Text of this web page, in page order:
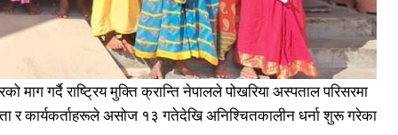
माग गर्दै राष्ट्रिय मुक्ति क्रान्ति नेपालले पोखरिया अस्पताल परिसरमा
र कार्यकर्ताहरूले असोज १३ गतेदेखि अनिश्चितकालीन धर्ना शुरू गरेका